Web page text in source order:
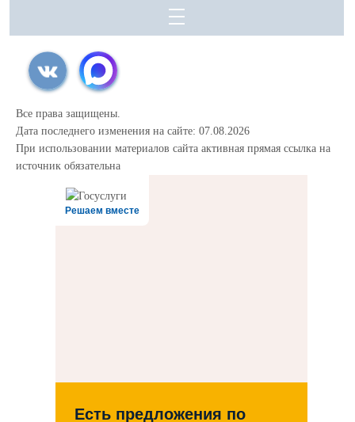
Все права защищены.
Дата последнего изменения на сайте: 07.08.2026
При использовании материалов сайта активная прямая ссылка на
источник обязательна
Решаем вместе
Есть предложения по